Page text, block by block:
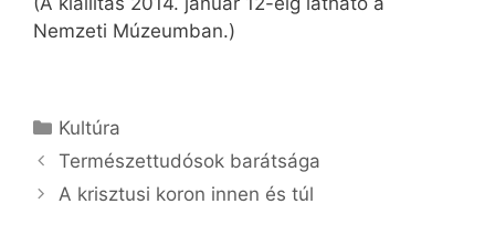
Nemzeti Múzeumban.)
Kategória
Kultúra
Természettudósok barátsága
A krisztusi koron innen és túl